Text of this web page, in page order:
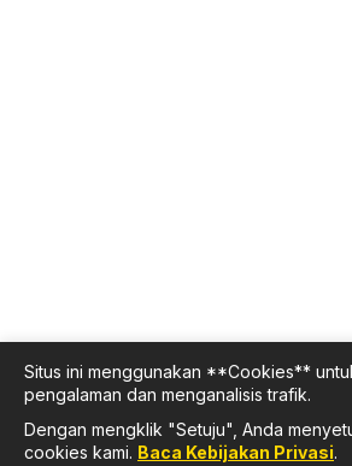
Situs ini menggunakan **Cookies**
pengalaman dan menganalisis trafik.
Dengan mengklik "Setuju", Anda
cookies kami. Baca Kebijakan Privasi.